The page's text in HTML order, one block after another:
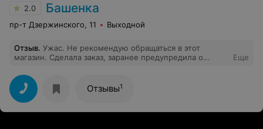
2.0 Башенка
пр-т Дзержинского, 11 Выходной
Отзыв. Ужас. Не рекомендую обращаться в этот
магазин. Сделала заказ, заранее предупредила о
будет сделано. А в пт,когда позвонила сказали, что в
лучшем случае доставят через неделю. На мое
замечание, что можно предупредить клиентов,
сообщили, что у нас 100 клиентов и что
нецелесообразно предупреждать всех.
Еще
Отзывы1